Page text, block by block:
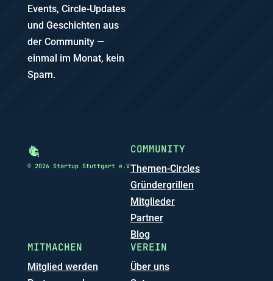
Events, Circle-Updates
und Geschichten aus
der Community —
einmal im Monat, kein
Spam.
© 2026 Startup Stuttgart e.V
COMMUNITY
Themen-Circles
Gründergrillen
Mitglieder
Partner
Blog
MITMACHEN
Mitglied werden
VEREIN
Über uns